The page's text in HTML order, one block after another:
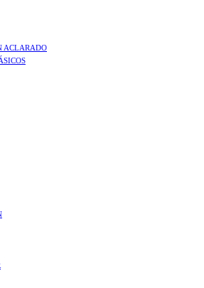
ACLARADO